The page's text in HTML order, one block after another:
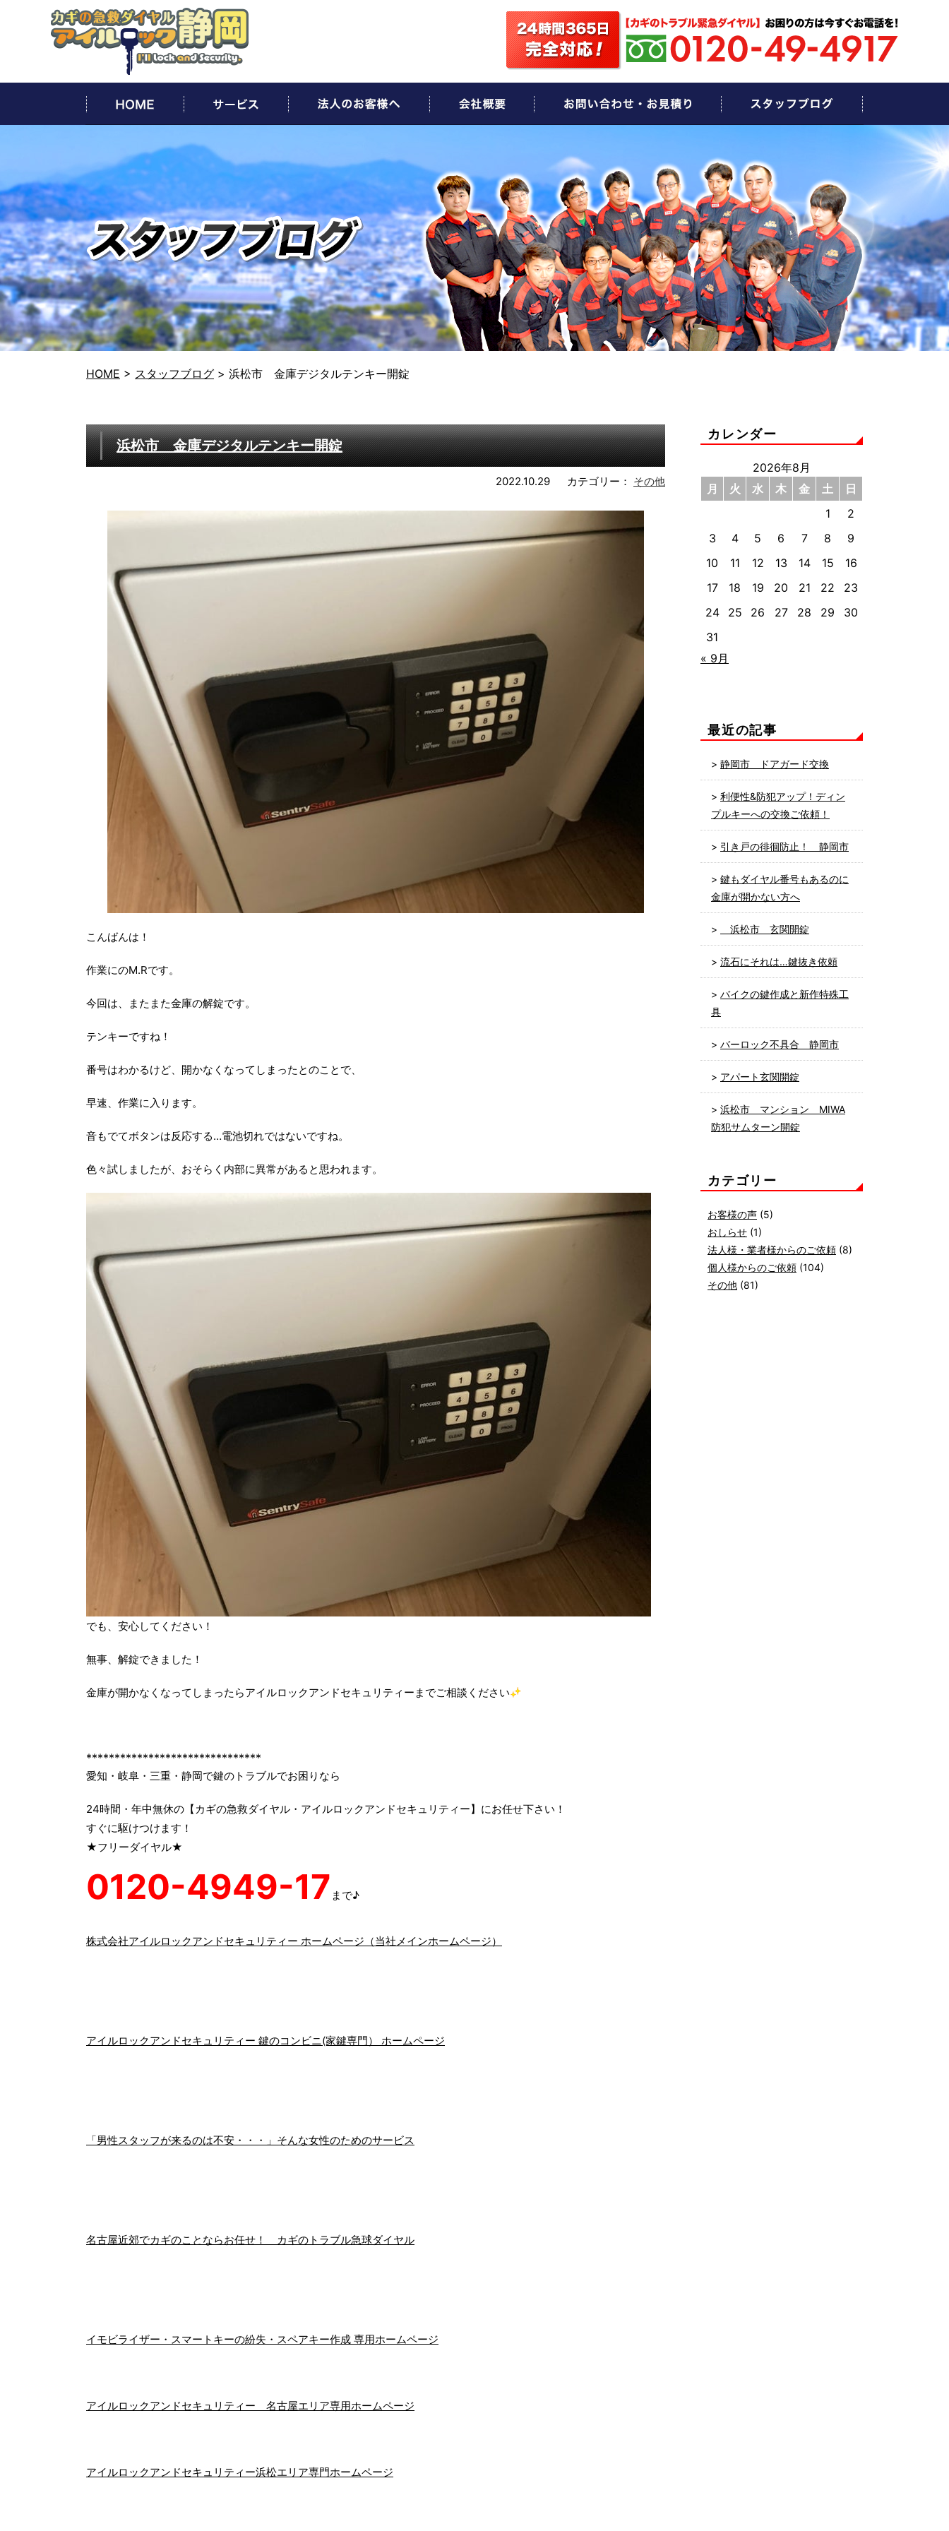
HOME > スタッフブログ > 浜松市 金庫デジタルテンキー開錠
浜松市 金庫デジタルテンキー開錠
2022.10.29 カテゴリー： その他
こんばんは！
作業にのM.Rです。
今回は、またまた金庫の解錠です。
テンキーですね！
番号はわかるけど、開かなくなってしまったとのことで、
早速、作業に入ります。
音もでてボタンは反応する…電池切れではないですね。
色々試しましたが、おそらく内部に異常があると思われます。
でも、安心してください！
無事、解錠できました！
金庫が開かなくなってしまったらアイルロックアンドセキュリティーまでご相談ください
*******************************
愛知・岐阜・三重・静岡で鍵のトラブルでお困りなら
24時間・年中無休の【カギの急救ダイヤル・アイルロックアンドセキュリティー】にお任せ下さい！
すぐに駆けつけます！
★フリーダイヤル★
0120-4949-17 まで♪
株式会社アイルロックアンドセキュリティー ホームページ（当社メインホームページ）
アイルロックアンドセキュリティー 鍵のコンビニ(家鍵専門） ホームページ
「男性スタッフが来るのは不安・・・」そんな女性のためのサービス
名古屋近郊でカギのことならお任せ！ カギのトラブル急球ダイヤル
イモビライザー・スマートキーの紛失・スペアキー作成 専用ホームページ
アイルロックアンドセキュリティー 名古屋エリア専用ホームページ
アイルロックアンドセキュリティー浜松エリア専門ホームページ
カレンダー
2026年8月
月
火 水 木 金 土
日
1
2
3
4 5 6 7 8
9
10
11 12 13 14 15
16
17
18 19 20 21 22
23
24
25 26 27 28 29
30
31
« 9月
最近の記事
静岡市 ドアガード交換
利便性&防犯アップ！ディン
プルキーへの交換ご依頼！
引き戸の徘徊防止！ 静岡市
鍵もダイヤル番号もあるのに
金庫が開かない方へ
浜松市 玄関開錠
流石にそれは…鍵抜き依頼
バイクの鍵作成と新作特殊工
具
バーロック不具合 静岡市
アパート玄関開錠
浜松市 マンション MIWA
防犯サムターン開錠
カテゴリー
お客様の声 (5)
おしらせ (1)
法人様・業者様からのご依頼 (8)
個人様からのご依頼 (104)
その他 (81)